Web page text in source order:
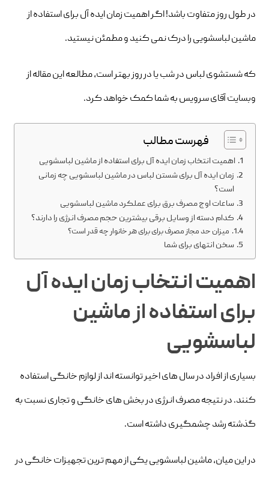
در طول روز متفاوت باشد! اگر اهمیت زمان ایده آل برای استفاده از
ماشین لباسشویی را درک نمی کنید و مطمئن نیستید.
که شستشوی لباس در شب یا در روز بهتر است، مطالعه این مقاله از
وبسایت آقای سرویس به شما کمک خواهد کرد.
فهرست مطالب
اهمیت انتخاب زمان ایده آل برای استفاده از ماشین لباسشویی
زمان ایده آل برای شستن لباس در ماشین لباسشویی چه زمانی
است؟
ساعات اوج مصرف برق برای عملکرد ماشین لباسشویی
کدام دسته از وسایل برقی بیشترین حجم مصرف انرژی را دارند؟
میزان حد مجاز مصرف برای برای هر خانوار چه قدر است؟
سخن انتهای برای شما
اهمیت انتخاب زمان ایده آل
برای استفاده از ماشین
لباسشویی
بسیاری از افراد در سال های اخیر توانسته اند از لوازم خانگی استفاده
کنند. در نتیجه مصرف انرژی در بخش های خانگی و تجاری نسبت به
گذشته رشد چشمگیری داشته است.
در این میان، ماشین لباسشویی یکی از مهم ترین تجهیزات خانگی در